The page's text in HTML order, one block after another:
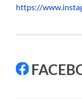
https://